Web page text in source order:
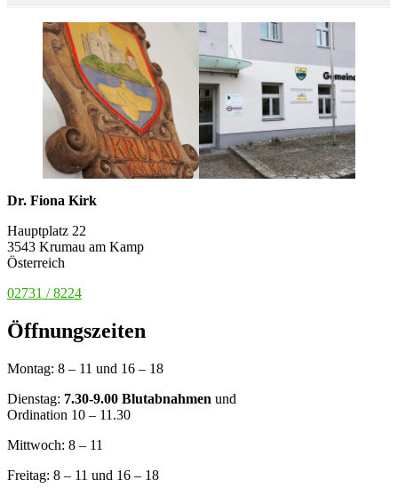
Dr. Fiona Kirk
Hauptplatz 22
3543 Krumau am Kamp
Österreich
02731 / 8224
Öffnungszeiten
Montag: 8 – 11 und 16 – 18
Dienstag: 7.30-9.00 Blutabnahmen und
Ordination 10 – 11.30
Mittwoch: 8 – 11
Freitag: 8 – 11 und 16 – 18